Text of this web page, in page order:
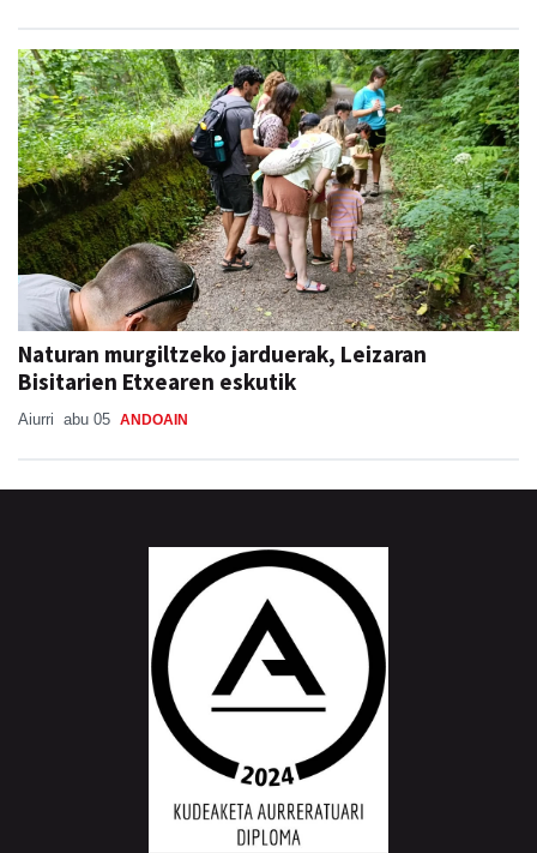
Naturan murgiltzeko jarduerak, Leizaran
Bisitarien Etxearen eskutik
Aiurri abu 05 ANDOAIN